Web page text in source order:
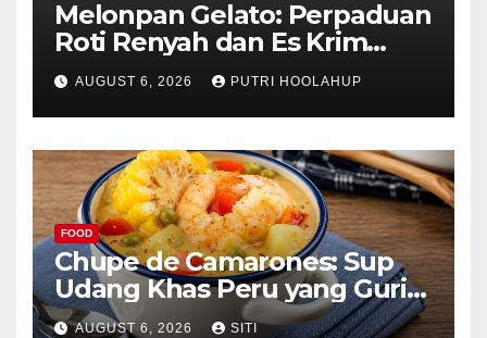
Melonpan Gelato: Perpaduan
Roti Renyah dan Es Krim
Lembut yang Menggoda
AUGUST 6, 2026 PUTRI HOOLAHUP
FOOD
Chupe de Camarones: Sup
Udang Khas Peru yang Gurih
Lezat
AUGUST 6, 2026 SITI